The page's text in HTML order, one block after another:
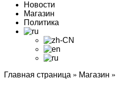
Новости
Магазин
Политика
Главная страница » Магазин »